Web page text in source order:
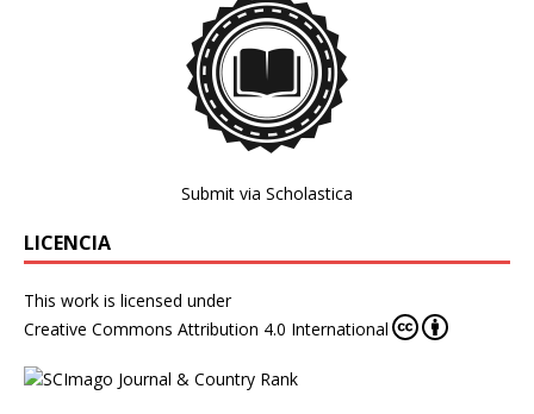
Submit via Scholastica
LICENCIA
This work is licensed under
Creative Commons Attribution 4.0 International